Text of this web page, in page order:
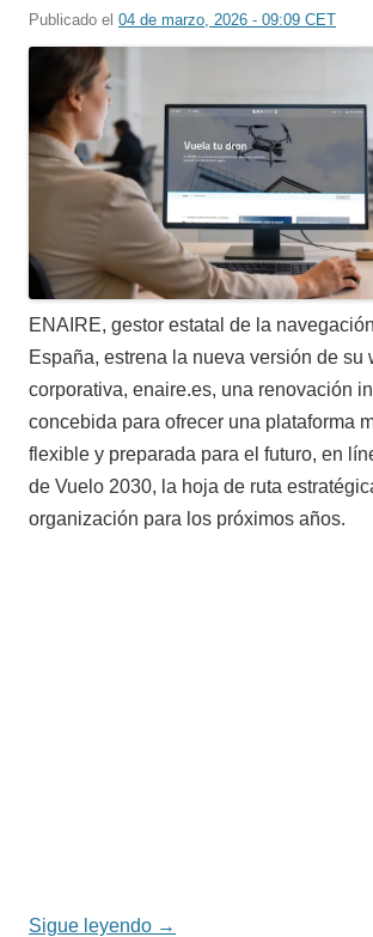
Publicado el 04 de marzo, 2026 - 09:09 CET
ENAIRE, gestor estatal de la
España, estrena la nueva versión de su
corporativa, enaire.es, una renovación
concebida para ofrecer una plataforma
flexible y preparada para el futuro, en
de Vuelo 2030, la hoja de ruta
organización para los próximos años.
Sigue leyendo →